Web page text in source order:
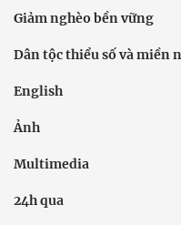
Giảm nghèo bền vững
Dân tộc thiểu số và miền
English
Ảnh
Multimedia
24h qua